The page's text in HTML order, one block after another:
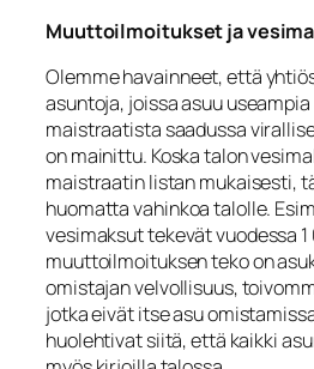
Muuttoilmoitukset ja
Olemme havainneet, että
asuntoja, joissa asuu
maistraatista saadussa
on mainittu. Koska talon
maistraatin listan mukaisesti,
huomatta vahinkoa talolle.
vesimaksut tekevät vuodessa 1
muuttoilmoituksen teko on
omistajan velvollisuus,
jotka eivät itse asu
huolehtivat siitä, että kaikki